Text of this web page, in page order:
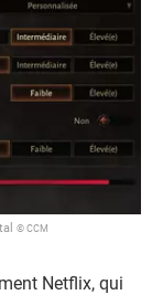
© CCM
Netflix, qui